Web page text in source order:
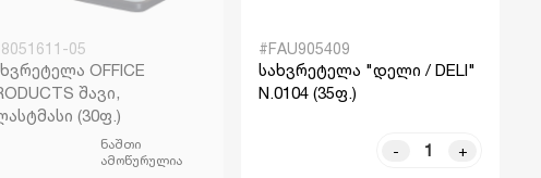
05
OFFICE
შავი,
(30ფ.)
ნაშთი
ამოწურულია
#FAU905409
სახვრეტელა "დელი / DELI"
N.0104 (35ფ.)
- +